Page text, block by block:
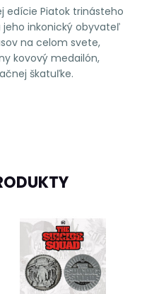
edície Piatok trinásteho
jeho inkonický obyvateľ
na celom svete,
kovový medailón,
škatuľke.